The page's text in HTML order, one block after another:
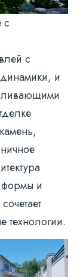
с
с
и
формы и
технологии.